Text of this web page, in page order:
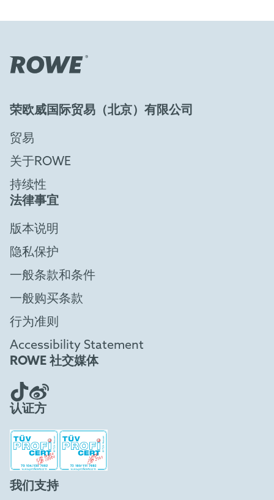
荣欧威国际贸易（北京）有限公司
贸易
关于ROWE
持续性
法律事宜
版本说明
隐私保护
一般条款和条件
一般购买条款
行为准则
Accessibility Statement
ROWE 社交媒体
认证方
我们支持